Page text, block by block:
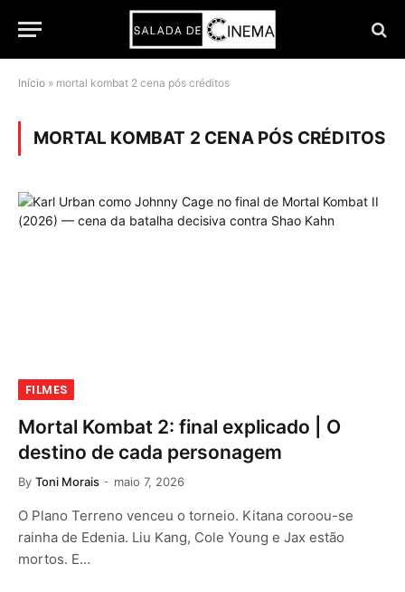
Início » mortal kombat 2 cena pós créditos
MORTAL KOMBAT 2 CENA PÓS CRÉDITOS
FILMES
Mortal Kombat 2: final explicado | O
destino de cada personagem
By Toni Morais maio 7, 2026
O Plano Terreno venceu o torneio. Kitana coroou-se
rainha de Edenia. Liu Kang, Cole Young e Jax estão
mortos. E…